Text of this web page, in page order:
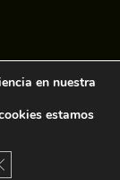
reservados |
en nuestra
estamos
el banner de